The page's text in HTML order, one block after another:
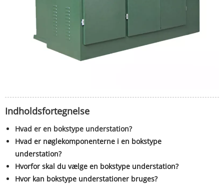
Indholdsfortegnelse
Hvad er en bokstype understation?
Hvad er nøglekomponenterne i en bokstype
understation?
Hvorfor skal du vælge en bokstype understation?
Hvor kan bokstype understationer bruges?